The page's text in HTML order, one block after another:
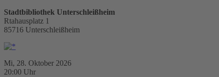
Stadtbibliothek Unterschleißheim
Rtahausplatz 1
85716 Unterschleißheim
Mi, 28. Oktober 2026
20:00 Uhr